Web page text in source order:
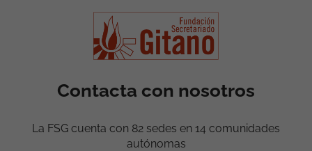
Contacta con nosotros
La FSG cuenta con 82 sedes en 14 comunidades
autónomas